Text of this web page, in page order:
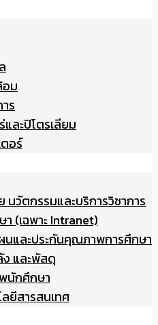
ม
ร
ละปิโตรเลียม
อร์
นวัตกรรมและบริการวิชาการ
(เฉพาะ Intranet)
นและประกันคุณภาพการศึกษา
ง และพัสดุ
กศึกษา
ยีสารสนเทศ